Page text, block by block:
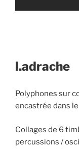
l.adrache
Polyphones sur
encastrée dans le
Collages de 6
percussions /